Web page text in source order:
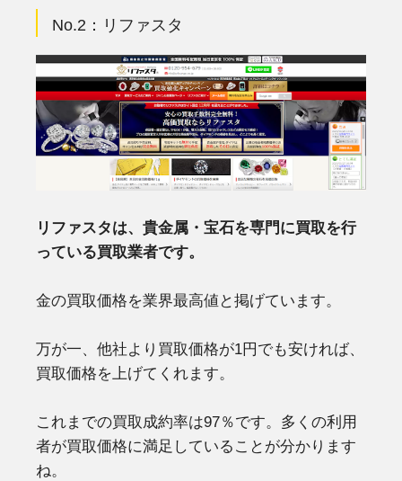
No.2： リファスタ
リファスタは、貴金属・宝石を専門に買取を行
っている買取業者です。
金の買取価格を業界最高値と掲げています。
万が一、他社より買取価格が1円でも安ければ、
買取価格を上げてくれます。
これまでの買取成約率は97％です。多くの利用
者が買取価格に満足していることが分かります
ね。